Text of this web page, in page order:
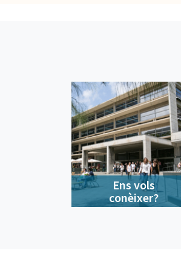
Ens vols
conèixer?